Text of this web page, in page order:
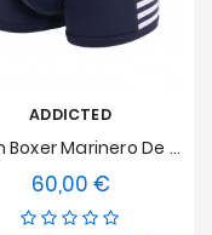
ADDICTED
Swim Boxer Marinero De Color Marino
60,00 €Precio